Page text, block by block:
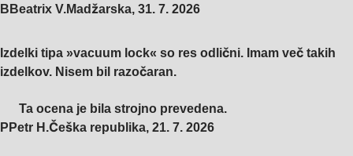
B Beatrix V.Madžarska, 31. 7. 2026
Izdelki tipa »vacuum lock« so res odlični. Imam več takih
izdelkov. Nisem bil razočaran.
Ta ocena je bila strojno prevedena.
P Petr H.Češka republika, 21. 7. 2026